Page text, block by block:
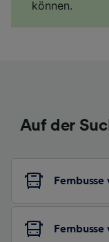
können.
Auf der